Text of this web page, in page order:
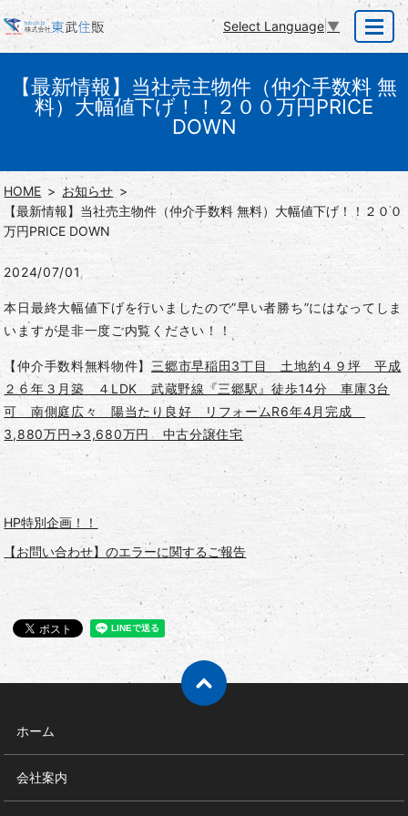
Select Language ▼
MENU
【最新情報】当社売主物件（仲介手数料 無
料）大幅値下げ！！２００万円PRICE
DOWN
HOME
お知らせ
【最新情報】当社売主物件（仲介手数料 無料）大幅値下げ！！２００
万円PRICE DOWN
2024/07/01
本日最終大幅値下げを行いましたので”早い者勝ち”にはなってしま
いますが是非一度ご内覧ください！！
【仲介手数料無料物件】 三郷市早稲田3丁目 土地約４９坪 平成
２６年３月築 ４LDK 武蔵野線『三郷駅』徒歩14分 車庫3台
可 南側庭広々 陽当たり良好 リフォームR6年4月完成
3,880万円→3,680万円 中古分譲住宅
HP特別企画！！
【お問い合わせ】のエラーに関するご報告
ホーム
会社案内